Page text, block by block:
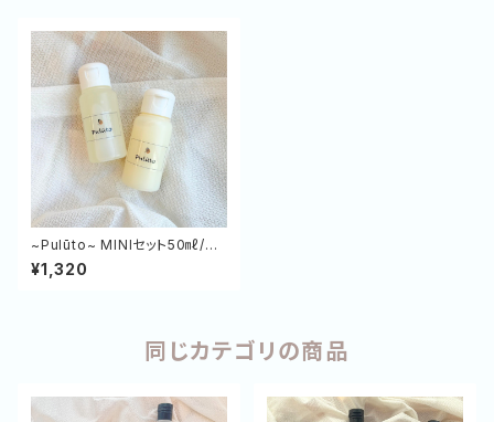
~Pulūto~ MINIセット50㎖/g
（SP＆TR）
¥1,320
同じカテゴリの商品